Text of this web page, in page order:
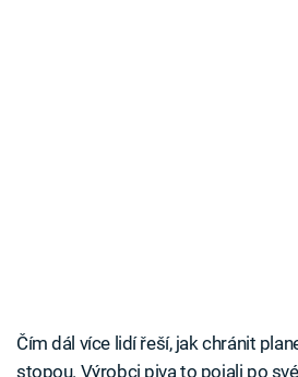
Čím dál více lidí řeší, jak chránit
stopou. Výrobci piva to pojali po